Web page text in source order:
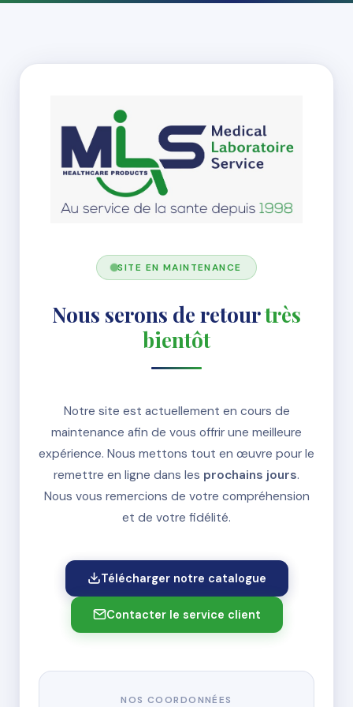
SITE EN MAINTENANCE
Nous serons de retourtrès
bientôt
Notre site est actuellement en cours de
maintenance afin de vous offrir une meilleure
expérience. Nous mettons tout en œuvre pour le
remettre en ligne dans les prochains jours.
Nous vous remercions de votre compréhension
et de votre fidélité.
Télécharger notre catalogue
Contacter le service client
NOS COORDONNÉES